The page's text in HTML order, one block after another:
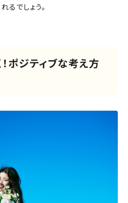
るでしょう。
ポジティブな考え方